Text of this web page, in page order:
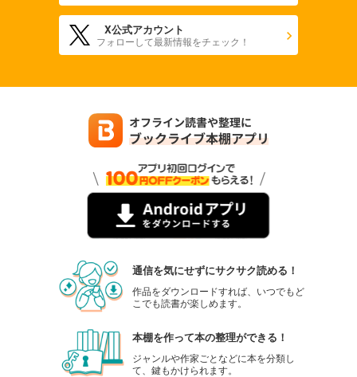
X公式アカウント
フォローして最新情報をチェック！
通信を気にせずにサクサク読める！
作品をダウンロードすれば、いつでもど
こでも読書が楽しめます。
本棚を作って本の整理ができる！
ジャンルや作家ごとなどに本を分類し
て、鍵もかけられます。